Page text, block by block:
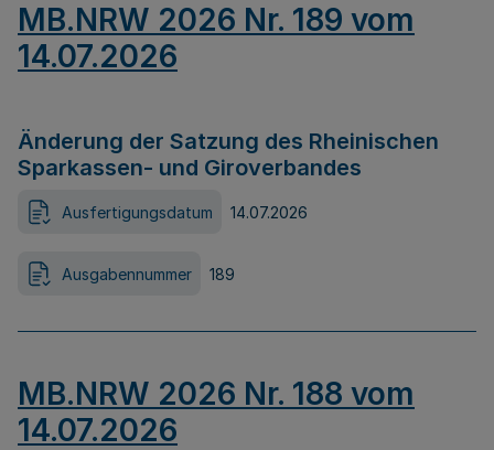
MB.NRW 2026 Nr. 189 vom
14.07.2026
Änderung der Satzung des Rheinischen
Sparkassen- und Giroverbandes
Ausfertigungsdatum 14.07.2026
Ausgabennummer 189
MB.NRW 2026 Nr. 188 vom
14.07.2026